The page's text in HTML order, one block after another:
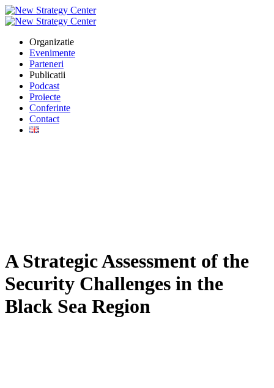
Organizatie
Evenimente
Parteneri
Publicatii
Podcast
Proiecte
Conferinte
Contact
A Strategic Assessment of the
Security Challenges in the
Black Sea Region